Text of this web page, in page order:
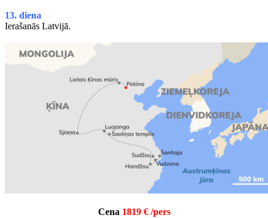
13. diena
Ierašanās Latvijā.
Cena1819 € /pers